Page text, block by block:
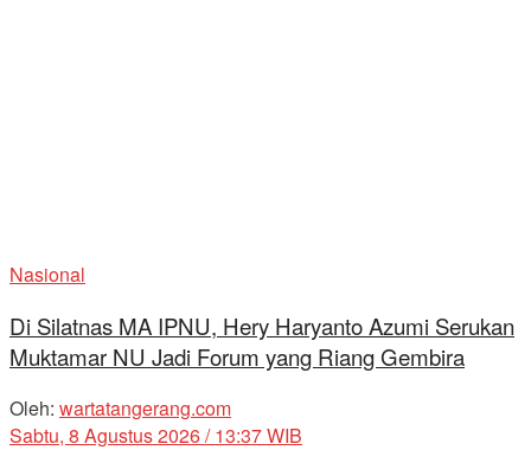
Nasional
Di Silatnas MA IPNU, Hery Haryanto Azumi Serukan
Muktamar NU Jadi Forum yang Riang Gembira
Oleh: wartatangerang.com
Sabtu, 8 Agustus 2026 / 13:37 WIB